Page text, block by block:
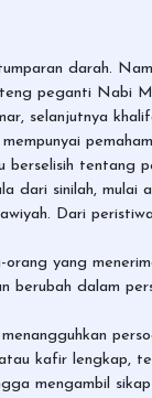
darah.
peganti Nabi
selanjutnya
tentang
sinilah,
Dari
yang
berubah dalam
kafir
mengambil